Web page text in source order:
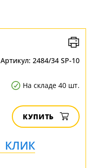
Артикул: 2484/34 SP-10
На складе 40 шт.
КУПИТЬ